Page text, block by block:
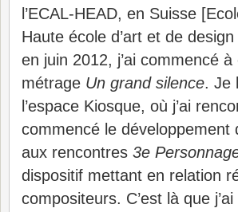
l’ECAL-HEAD, en Suisse
Haute école d’art et de
en juin 2012, j’ai commencé
métrage Un grand silence. Je
l’espace Kiosque, où j’ai
commencé le développement
aux rencontres 3e
dispositif mettant en relation
compositeurs. C’est là que